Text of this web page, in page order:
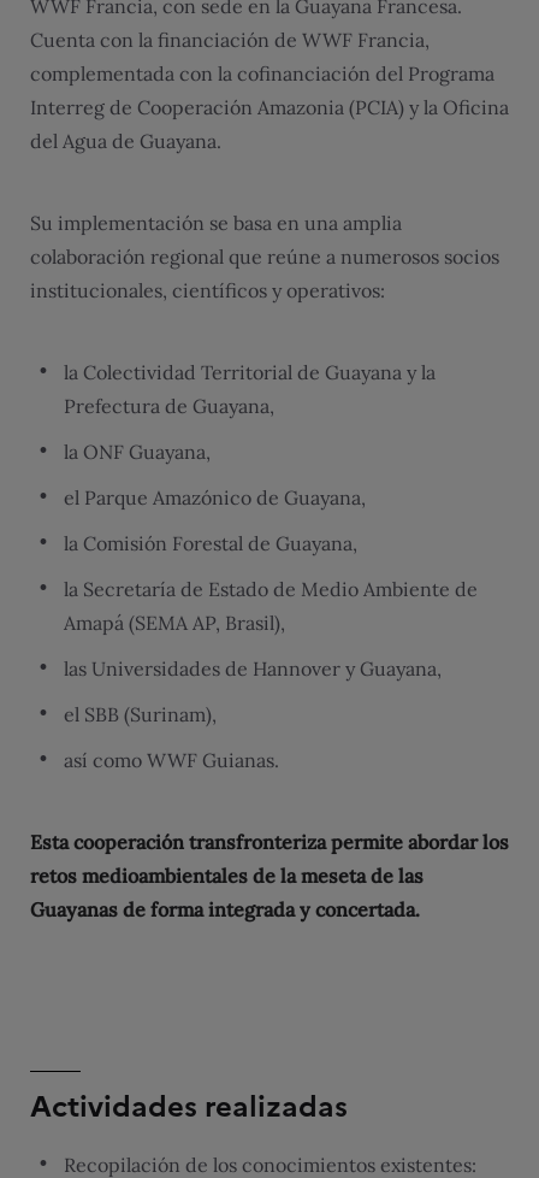
WWF Francia, con sede en la Guayana Francesa.
Cuenta con la financiación de WWF Francia,
complementada con la cofinanciación del Programa
Interreg de Cooperación Amazonia (PCIA) y la Oficina
del Agua de Guayana.
Su implementación se basa en una amplia
colaboración regional que reúne a numerosos socios
institucionales, científicos y operativos:
la Colectividad Territorial de Guayana y la
Prefectura de Guayana,
la ONF Guayana,
el Parque Amazónico de Guayana,
la Comisión Forestal de Guayana,
la Secretaría de Estado de Medio Ambiente de
Amapá (SEMA AP, Brasil),
las Universidades de Hannover y Guayana,
el SBB (Surinam),
así como WWF Guianas.
Esta cooperación transfronteriza permite abordar los
retos medioambientales de la meseta de las
Guayanas de forma integrada y concertada.
Actividades realizadas
Recopilación de los conocimientos existentes: